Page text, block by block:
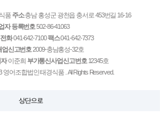
품 주소충남 홍성군 광천읍 충서로 453번길 16-16
자 등록번호502-86-41063
전화041-642-7100팩스041-642-7373
업신고번호2009-충남홍성-32호
이준희부가통신사업신고번호12345호
영어조합법인 태경식품 . All Rights Reserved.
상단으로